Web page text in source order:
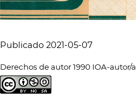
Publicado 2021-05-07
Derechos de autor 1990 IOA-autor/a